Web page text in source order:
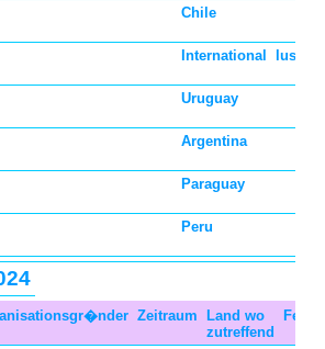
Chile
International lustig
Uruguay
Argentina
Paraguay
Peru
Zeitraum
Land wo
zutreffend